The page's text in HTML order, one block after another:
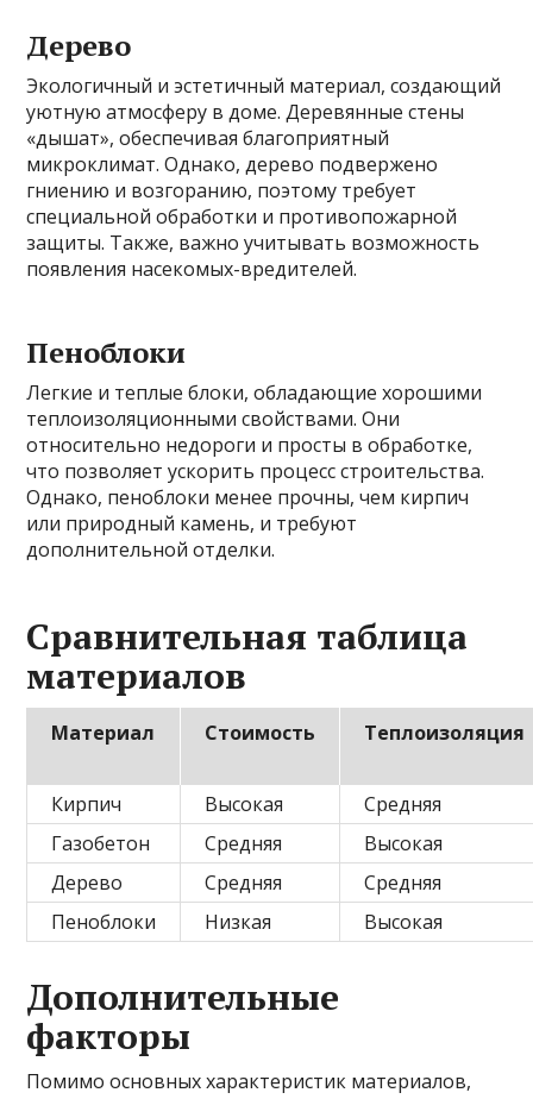
Дерево
Экологичный и эстетичный материал, создающий
уютную атмосферу в доме. Деревянные стены
«дышат», обеспечивая благоприятный
микроклимат. Однако, дерево подвержено
гниению и возгоранию, поэтому требует
специальной обработки и противопожарной
защиты. Также, важно учитывать возможность
появления насекомых-вредителей.
Пеноблоки
Легкие и теплые блоки, обладающие хорошими
теплоизоляционными свойствами. Они
относительно недороги и просты в обработке,
что позволяет ускорить процесс строительства.
Однако, пеноблоки менее прочны, чем кирпич
или природный камень, и требуют
дополнительной отделки.
Сравнительная таблица
материалов
Материал Стоимость Теплоизоляция
Кирпич Высокая
Средняя
Газобетон
Средняя
Высокая
Дерево
Средняя
Средняя
Пеноблоки
Низкая Высокая
Дополнительные
факторы
Помимо основных характеристик материалов,